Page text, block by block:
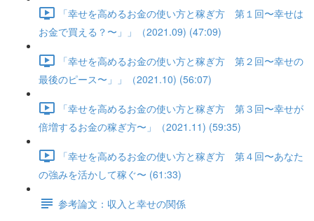
「幸せを高めるお金の使い方と稼ぎ方 第１回〜幸せは
お金で買える？〜」」（2021.09) (47:09)
「幸せを高めるお金の使い方と稼ぎ方 第２回〜幸せの
最後のピース〜」」（2021.10) (56:07)
「幸せを高めるお金の使い方と稼ぎ方 第３回〜幸せが
倍増するお金の稼ぎ方〜」（2021.11) (59:35)
「幸せを高めるお金の使い方と稼ぎ方 第４回〜あなた
の強みを活かして稼ぐ〜 (61:33)
参考論文：収入と幸せの関係